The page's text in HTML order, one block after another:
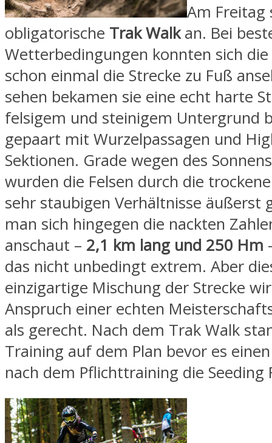
Am Freitag
obligatorische Trak Walkan. Bei
Wetterbedingungen konnten sich
schon einmal die Strecke zu Fuß
sehen bekamen sie eine echt harte
felsigem und steinigem Untergrund
gepaart mit Wurzelpassagen und
Sektionen. Grade wegen des
wurden die Felsen durch die
sehr staubigen Verhältnisse äußerst
man sich hingegen die nackten
anschaut – 2,1 km lang und 250 Hm
das nicht unbedingt extrem. Aber
einzigartige Mischung der Strecke
Anspruch einer echten
als gerecht. Nach dem Trak Walk
Training auf dem Plan bevor es
nach dem Pflichttraining die Seeding